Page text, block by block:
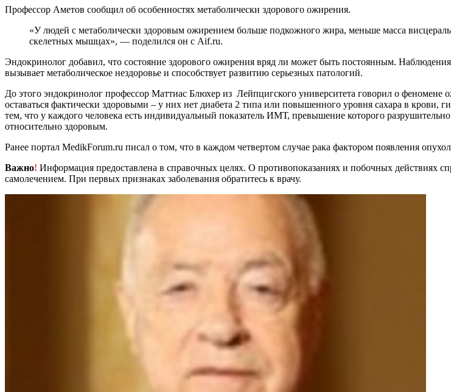
Профессор Аметов сообщил об особенностях метаболически здорового ожирения.
«У людей с метаболически здоровым ожирением больше подкожного жира, меньше масса
скелетных мышцах», — поделился он с Aif.ru.
Эндокринолог добавил, что состояние здорового ожирения вряд ли может быть постоянным.
вызывает метаболическое нездоровье и способствует развитию серьезных патологий.
До этого эндокринолог профессор Маттиас Блюхер из Лейпцигского университета говорил о
оставаться фактически здоровыми – у них нет диабета 2 типа или повышенного уровня сахара в крови,
тем, что у каждого человека есть индивидуальный показатель ИМТ, превышение которого
относительно здоровым.
Ранее портал MedikForum.ru писал о том, что в каждом четвертом случае рака фактором появления
Важно! Информация предоставлена в справочных целях. О противопоказаниях и побочных действиях
самолечением. При первых признаках заболевания обратитесь к врачу.